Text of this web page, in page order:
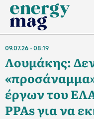
09.07.26 08:19
Λουμάκης:
έργων του
PPAs για να